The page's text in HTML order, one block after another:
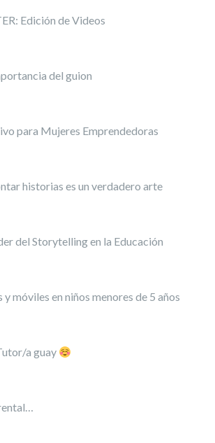
Edición de Videos
del guion
para Mujeres Emprendedoras
historias es un verdadero arte
del Storytelling en la Educación
móviles en niños menores de 5 años
a guay